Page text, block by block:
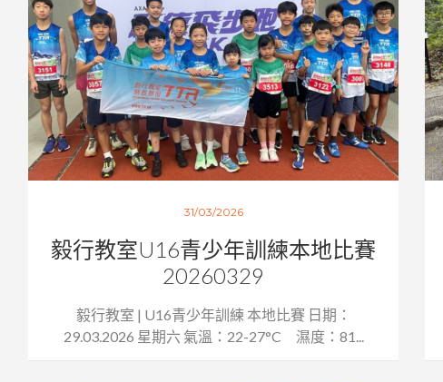
31/03/2026
毅行教室U16青少年訓練本地比賽
20260329
毅行教室 | U16青少年訓練 本地比賽 日期：
29.03.2026 星期六 氣溫：22-27°C 濕度：81...